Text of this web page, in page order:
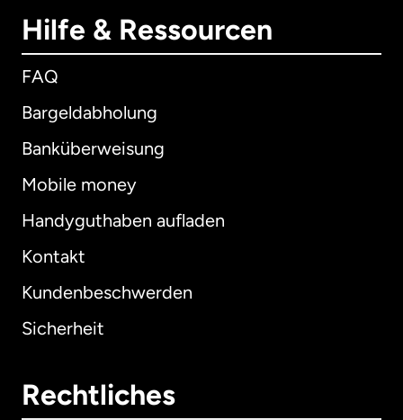
Hilfe & Ressourcen
FAQ
Bargeldabholung
Banküberweisung
Mobile money
Handyguthaben aufladen
Kontakt
Kundenbeschwerden
Sicherheit
Rechtliches